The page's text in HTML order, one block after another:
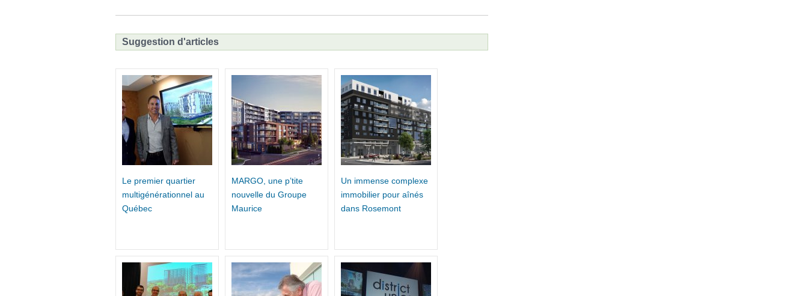
Suggestion d'articles
Le premier quartier
multigénérationnel au
Québec
MARGO, une p’tite
nouvelle du Groupe
Maurice
Un immense complexe
immobilier pour aînés
dans Rosemont